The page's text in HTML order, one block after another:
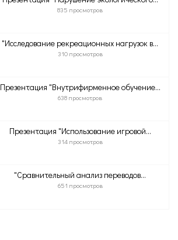
835 просмотров
"Исследование рекреационных нагрузок в...
310 просмотров
Презентация "Внутрифирменное обучение...
638 просмотров
Презентация "Использование игровой...
314 просмотров
"Сравнительный анализ переводов...
651 просмотров